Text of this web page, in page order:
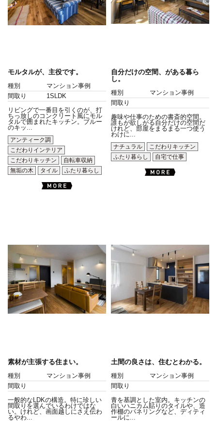
モルタルが、主役です。
種別
マンション事例
間取り
1SLDK
リビングで一番目を引くのが、打
ちっ放しのコンクリート風にモル
タルで囲まれたキッチン。ブルー
のキッ...
アンティーク調
こだわりインテリア
こだわりキッチン
自転車収納
無垢の木
タイル ふたり暮らし
自分だけの空間、がある暮ら
し。
種別
マンション事例
間取り
趣味や仕事のための書斎的空間。
誰もが欲しがる自分だけの空間だ
けれど、部屋をまるまる一つ使う
わけに...
ナチュラル
こだわりキッチン
ふたり暮らし
自宅で仕事
素材が主張する住まい。
種別
マンション事例
間取り
一般的なLDKの構造。特に珍しい
間取りを選んでいるわけではな
い。けれど、画面越しにさえ伝わ
るやわ...
土間の良さは、住むとわかる。
種別
マンション事例
間取り
青を基調とした室内。キッチンの
白いハニカム貼りのタイルや、造
作棚のパネリングなど、ディティ
ールに...